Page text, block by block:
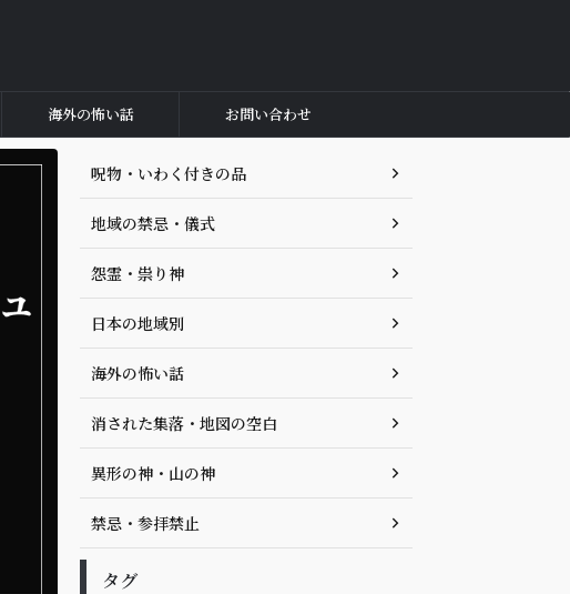
海外の怖い話 お問い合わせ
呪物・いわく付きの品
地域の禁忌・儀式
怨霊・祟り神
日本の地域別
海外の怖い話
消された集落・地図の空白
異形の神・山の神
禁忌・参拝禁止
タグ